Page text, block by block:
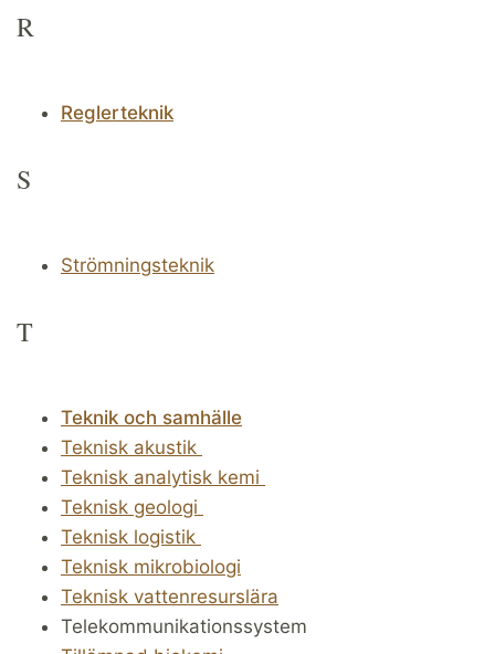
R
Reglerteknik
S
Strömningsteknik
T
Teknik och samhälle
Teknisk akustik
Teknisk analytisk kemi
Teknisk geologi
Teknisk logistik
Teknisk mikrobiologi
Teknisk vattenresurslära
Telekommunikationssystem